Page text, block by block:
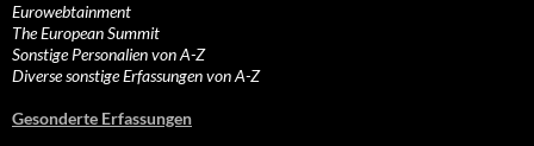
Eurowebtainment
The European Summit
Sonstige Personalien von A-Z
Diverse sonstige Erfassungen von A-Z
Gesonderte Erfassungen